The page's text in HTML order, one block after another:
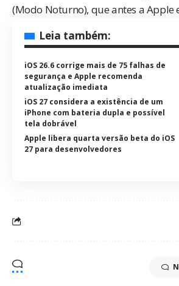
(Modo Noturno), que antes a Apple
Leia também:
iOS 26.6 corrige mais de 75 falhas de
segurança e Apple recomenda
atualização imediata
iOS 27 considera a existência de um
iPhone com bateria dupla e possível
tela dobrável
Apple libera quarta versão beta do iOS
27 para desenvolvedores